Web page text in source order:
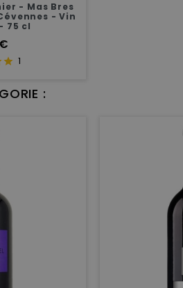
- Mas Bres
- Vin
75 cl
1
: